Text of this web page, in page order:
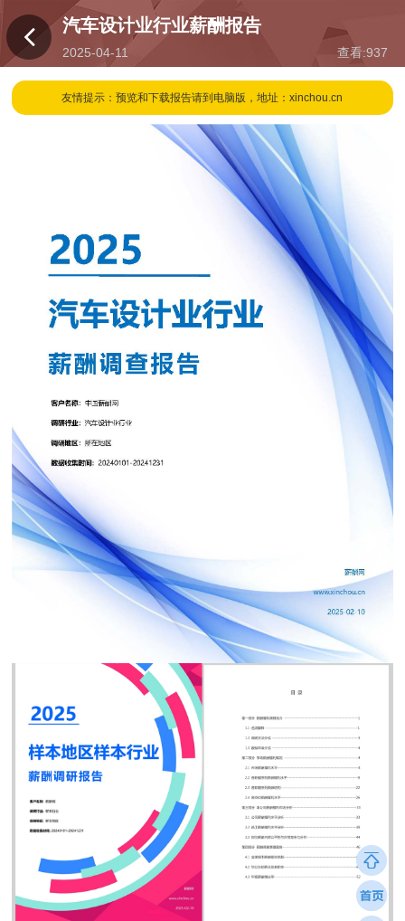
汽车设计业行业薪酬报告
2025-04-11
16:42
查看:937
友情提示：预览和下载报告请到电脑版，地址：xinchou.cn